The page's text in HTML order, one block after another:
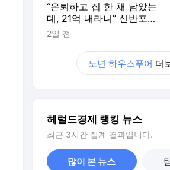
“은퇴하고 집 한 채 남았는
데, 21억 내라니” 신반포2
차 20년 살아도 양도세 5
2일 전
노년 하우스푸어 더
헤럴드경제 랭킹 뉴스
최근 3시간 집계 결과입니다.
많이 본 뉴스